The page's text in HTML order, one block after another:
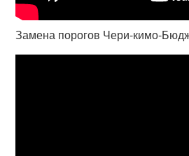
Замена порогов Чери-кимо-